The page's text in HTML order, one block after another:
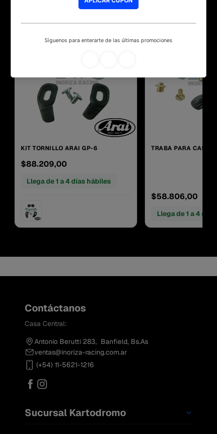
KIT TORNILLO ARAI GP-6
$88.209,00
Llega de 1 a 4 días hábiles
TRABA PARA CASCO
$58.806,00
Llega de 1 a 4
Contáctanos
Casa Central:
Antonio Berutti 283, Banfield, Bs.As
ventas@inoriza-racing.com.ar
(+54) 11-5621-1216
Sucursal Kartodromo